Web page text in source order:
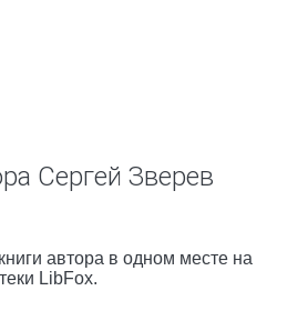
Сергей Зверев
автора в одном месте на
LibFox.